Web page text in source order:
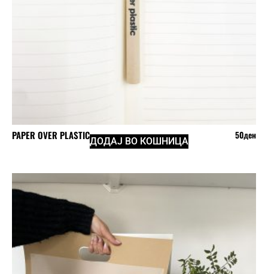
PAPER OVER PLASTIC 50ден
ДОДАЈ ВО КОШНИЦА